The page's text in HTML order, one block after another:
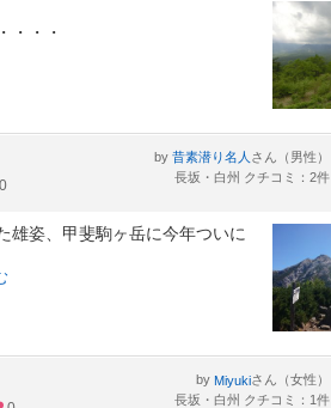
・・・
0
by 昔素潜り名人 さん（男性）
長坂・白州 クチコミ：2件
雄姿、甲斐駒ヶ岳に今年ついに
by Miyukiさん（女性）
長坂・白州 クチコミ：1件